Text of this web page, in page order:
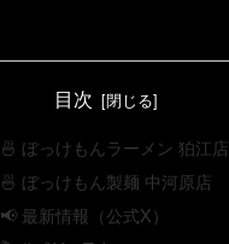
目次
🍜 ぼっけもんラーメン 狛江店
🍜 ぼっけもん製麺 中河原店
📢 最新情報（公式X）